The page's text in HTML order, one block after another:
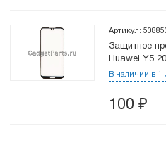
Артикул:
Защитное
Huawei Y5
В наличии в 1
100 ₽